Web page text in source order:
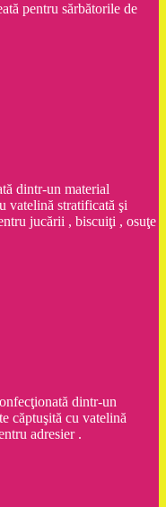
pentru sărbătorile de
dintr-un material
vatelină stratificată şi
jucării , biscuiţi , osuţe
dintr-un
căptuşită cu vatelină
adresier .